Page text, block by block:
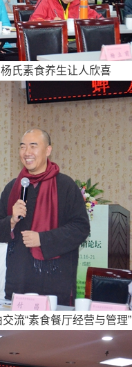
素食养生让人欣喜
“素食餐厅经营与管理”